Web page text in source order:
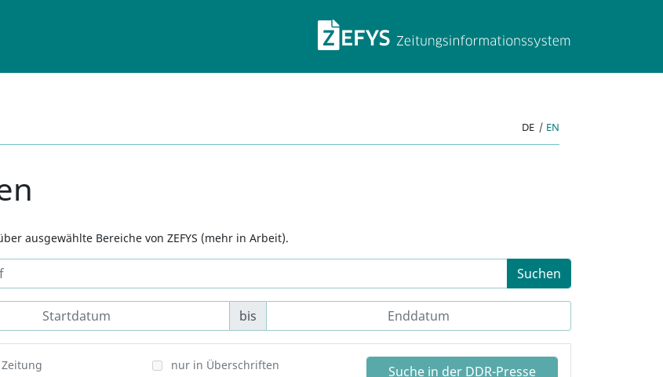
ZEFYS
DE | EN
ausgewählte Bereiche von ZEFYS (mehr in Arbeit).
Suchen
bis
nur in Überschriften
Suche in der DDR-Presse